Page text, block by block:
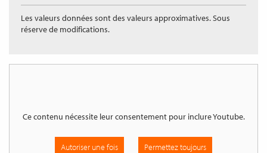
Les valeurs données sont des valeurs approximatives. Sous
réserve de modifications.
Ce contenu nécessite leur consentement pour inclureYoutube.
Autoriser une fois Permettez toujours